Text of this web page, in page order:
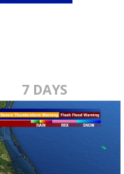
7 DAYS